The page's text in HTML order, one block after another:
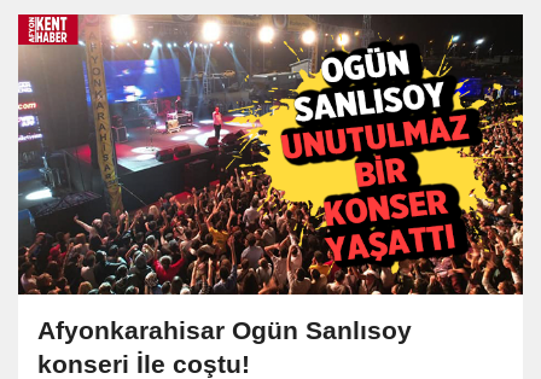
Afyonkarahisar Ogün Sanlısoy
konseri İle coştu!